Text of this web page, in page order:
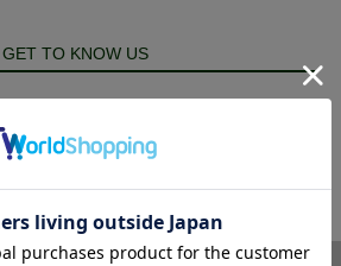
GET TO KNOW US
ォローください。